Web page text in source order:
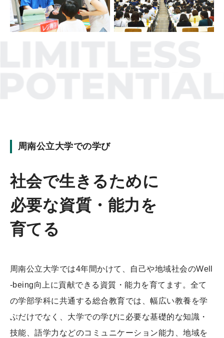
周南公立大学での学び
社会で生きるために
必要な資質・能力を
育てる
周南公立大学では4年間かけて、自己や地域社会のWell
-being向上に貢献できる資質・能力を育てます。全て
の学部学科に共通する総合教育では、幅広い教養を学
ぶだけでなく、大学での学びに必要な基礎的な知識・
技能、語学力などのコミュニケーション能力、地域を